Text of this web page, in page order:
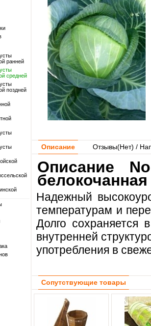
ранней
средней
поздней
Описание Отзывы(Нет) /
Описание
Надежный
температурам и
Долго сохраняется
внутренней
употребления в
Сопутствующие товары